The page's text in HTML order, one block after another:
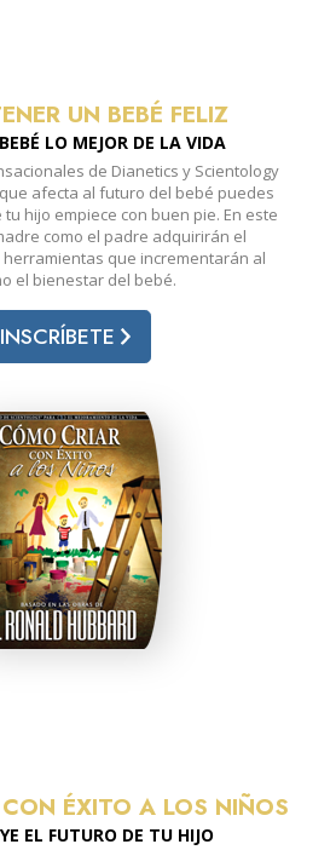
UN BEBÉ FELIZ
LO MEJOR DE LA VIDA
de Dianetics y Scientology
afecta al futuro del bebé puedes
hijo empiece con buen pie. En este
como el padre adquirirán el
herramientas que incrementarán al
el bienestar del bebé.
INSCRÍBETE
ÉXITO A LOS NIÑOS
EL FUTURO DE TU HIJO